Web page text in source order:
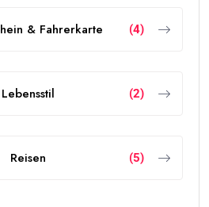
& Fahrerkarte (4)
Lebensstil (2)
Reisen (5)